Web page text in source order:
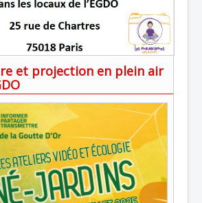
et projection en plein air